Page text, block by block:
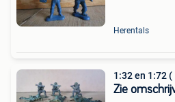
Herentals
1:32 en 1:72
Zie